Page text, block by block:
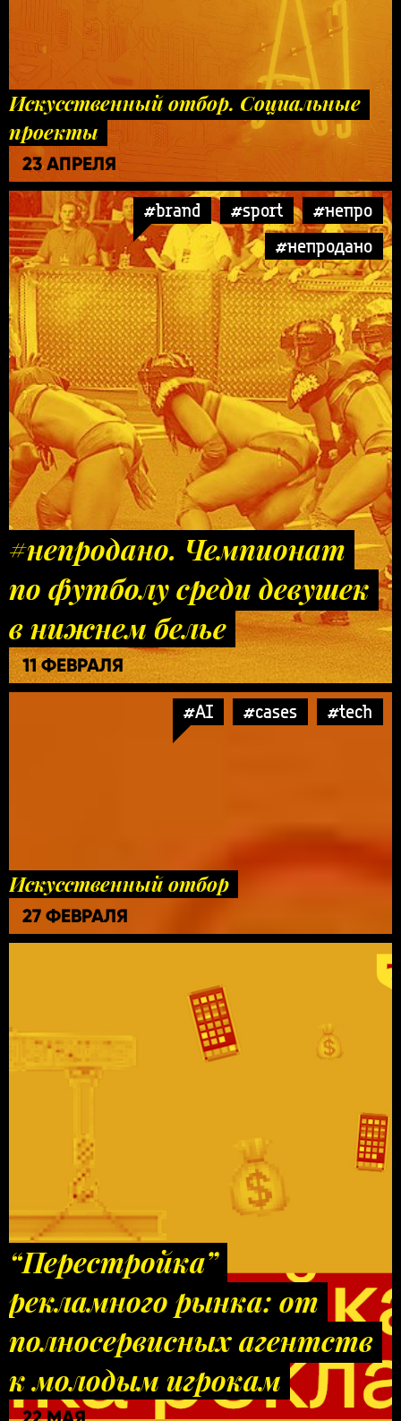
Искусственный отбор. Социальные
проекты
23 АПРЕЛЯ
#brand #sport
#непро
#непродано
#непродано. Чемпионат
по футболу среди девушек
в нижнем белье
11 ФЕВРАЛЯ
#AI #cases #tech
Искусственный отбор
27 ФЕВРАЛЯ
“Перестройка”
рекламного рынка: от
полносервисных агентств
к молодым игрокам